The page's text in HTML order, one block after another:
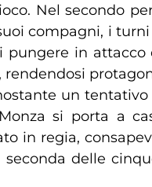
Nel secondo
compagni, i
in attacco
un
si porta a
in regia,
seconda delle